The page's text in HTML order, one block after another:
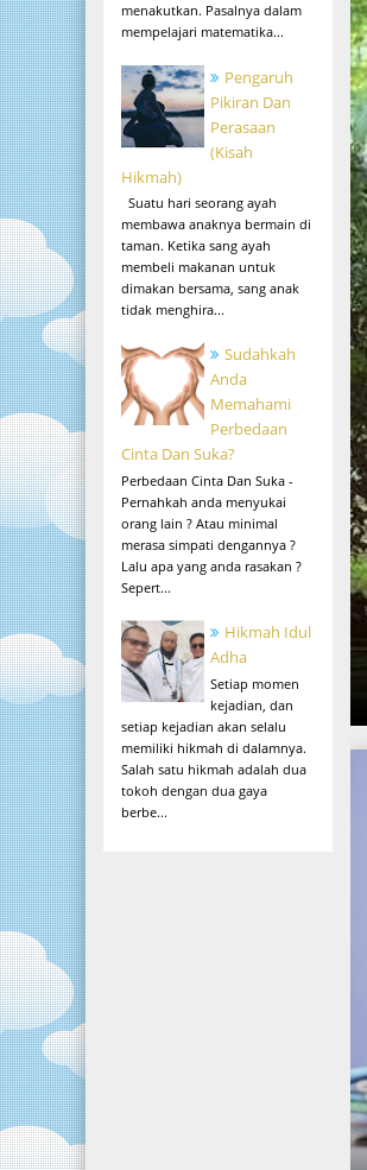
menakutkan. Pasalnya dalam
mempelajari matematika...
Pengaruh
Pikiran Dan
Perasaan
(Kisah
Hikmah)
Suatu hari seorang ayah
membawa anaknya bermain di
taman. Ketika sang ayah
membeli makanan untuk
dimakan bersama, sang anak
tidak menghira...
Sudahkah
Anda
Memahami
Perbedaan
Cinta Dan Suka?
Perbedaan Cinta Dan Suka -
Pernahkah anda menyukai
orang lain ? Atau minimal
merasa simpati dengannya ?
Lalu apa yang anda rasakan ?
Sepert...
Hikmah Idul
Adha
Setiap momen
kejadian, dan
setiap kejadian akan selalu
memiliki hikmah di dalamnya.
Salah satu hikmah adalah dua
tokoh dengan dua gaya
berbe...